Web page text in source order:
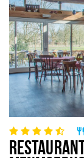
restaurant